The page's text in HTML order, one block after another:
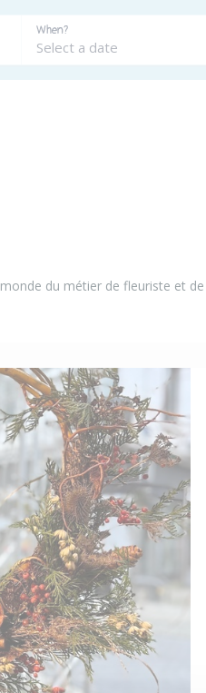
When?
du métier de fleuriste et de